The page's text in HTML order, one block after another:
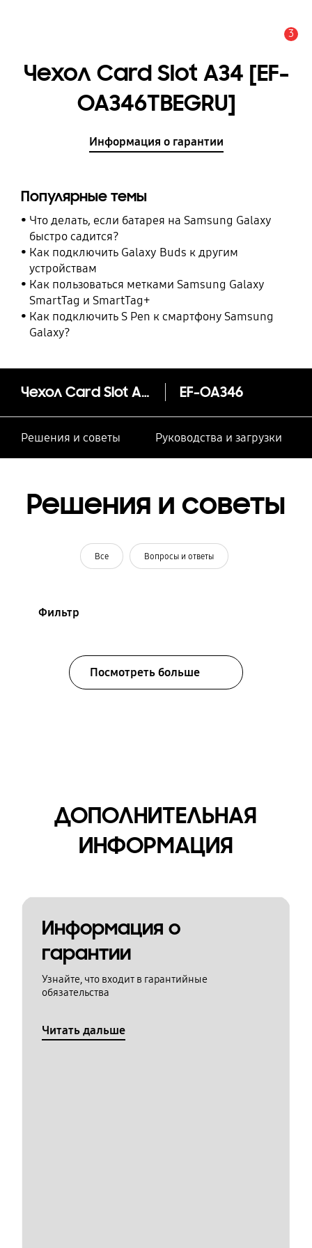
3
Чехол Card Slot A34 [EF-
OA346TBEGRU]
Информация о гарантии
Популярные темы
Что делать, если батарея на Samsung Galaxy
быстро садится?
Как подключить Galaxy Buds к другим
устройствам
Как пользоваться метками Samsung Galaxy
SmartTag и SmartTag+
Как подключить S Pen к смартфону Samsung
Galaxy?
Чехол Card Slot A34 EF-OA346
Решения и советы Руководства и загрузки
Решения и советы
Все Вопросы и ответы
Фильтр
Посмотреть больше
ДОПОЛНИТЕЛЬНАЯ
ИНФОРМАЦИЯ
Информация о
гарантии
Узнайте, что входит в гарантийные
обязательства
Читать дальше